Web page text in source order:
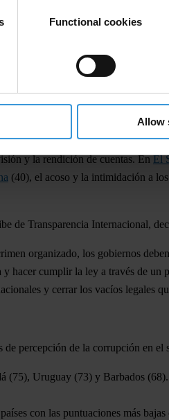
Functional cookies
Allow
se infiltre en la política
de América Latina y con
consecuencias en la vida
haber resultado en la distribución
a personas con
la pobreza y . En el
y la rendición de cuentas. EnEl
(40), el acoso y la intimidación a
de Transparencia Internacional,
organizado, los gobiernos
hacer cumplir la ley a través de
y cerrar los vacíos legales
percepción de la corrupción en
(75), Uruguay (73) y Barbados
con las puntuaciones más